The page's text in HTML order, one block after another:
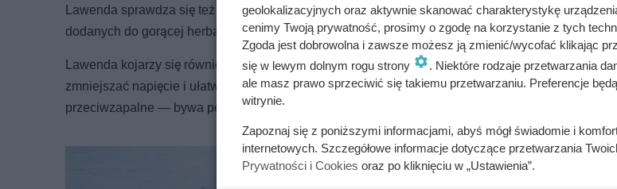
Lawenda sprawdza się też w różnych napojach— lemoniadach, herbatach oraz koktajlach.
dodanych do gorącej herbaty, by napój zyskał łagodny smak i wyraźnie bardziej aromatyczny
Lawenda kojarzy się również z działaniem relaksującym. Dodatek jej kwiatów do napojów
zmniejszać napięcie i ułatwiać zasypianie. Przypisuje się jej także właściwości prozdrowotne,
przeciwzapalne — bywa pomocna przy podrażnionym gardle oraz przy łagodzeniu stanów
geolokalizacyjnych oraz aktywnie skanować charakterystykę
cenimy Twoją prywatność, prosimy o zgodę na korzystanie z tych
Zgoda jest dobrowolna i zawsze możesz ją zmienić/wycofać klikając
się w lewym dolnym rogu strony
. Niektóre rodzaje przetwarzania
ale masz prawo sprzeciwić się takiemu przetwarzaniu. Preferencje
witrynie.
Zapoznaj się z poniższymi informacjami, abyś mógł świadomie i
internetowych. Szczegółowe informacje dotyczące przetwarzania
Prywatności i Cookies oraz po kliknięciu w „Ustawienia”.